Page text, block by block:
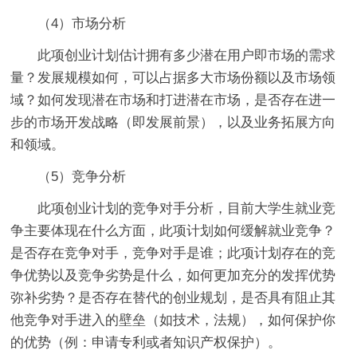
（4）市场分析
此项创业计划估计拥有多少潜在用户即市场的需求
量？发展规模如何，可以占据多大市场份额以及市场领
域？如何发现潜在市场和打进潜在市场，是否存在进一
步的市场开发战略（即发展前景），以及业务拓展方向
和领域。
（5）竞争分析
此项创业计划的竞争对手分析，目前大学生就业竞
争主要体现在什么方面，此项计划如何缓解就业竞争？
是否存在竞争对手，竞争对手是谁；此项计划存在的竞
争优势以及竞争劣势是什么，如何更加充分的发挥优势
弥补劣势？是否存在替代的创业规划，是否具有阻止其
他竞争对手进入的壁垒（如技术，法规），如何保护你
的优势（例：申请专利或者知识产权保护）。